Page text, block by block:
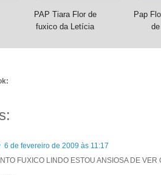
PAP Tiara Flor de
fuxico da Letícia
Pap
6 de fevereiro de 2009 às 11:17
FUXICO LINDO ESTOU ANSIOSA DE VER